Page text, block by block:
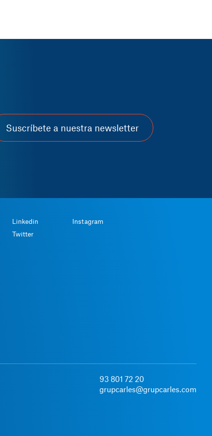
Linkedin
Twitter
Instagram
93 801 72 20
grupcarles@grupcarles.com
Suscríbete a nuestra newsletter